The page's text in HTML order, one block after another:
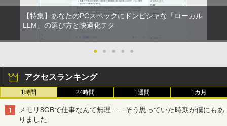
モバイルディスプレイ 自立型 1920*1080
FHD ポータブルモニター IPS液晶パネル
薄型 軽量 持ち運び 壁掛けに対応 Switc
SBType-C/標準HDMI対応【選べる種
類】タッチ/ケース付き/4Kタイプ
￥8,980
5
【楽天1位！保護レザーケース付き】【タ
ッチ選択】 モバイルモニター 15.6インチ
幽冥の岸 十二国記 （新潮文庫） [ 小野
不由美 ]
付き 防水 タッチ式音量調整 スポーツ/通勤/通
学/WEB会議(ホワイト)
￥1,964
レスイヤホン Bluetooth 5.4 ノイズキャンセ
リング ANC 36時間再生
￥2,980
BUGS LIFE
￥250
￥1,625
コカ・コーラ やかんの麦茶 from 爽健美茶 ラ
ベルレス 650mlPET×24本
ONE PIECE モノクロ版 115 (ジャンプコミッ
￥594
【特集】あなたのPCスペックにドンピシャな「ローカル
LLM」の選び方と快適化テク
● ● ● ● ●
アクセスランキング
1時間 24時間 1週間 1カ月
メモリ8GBで仕事なんて無理……そう思っていた時期が僕にもあ
りました